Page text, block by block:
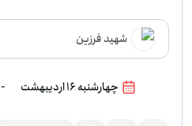
اه این خانواده کمک کنید، در این فرصت
شهید فرزین
چهارشنبه 16 اردیبهشت -